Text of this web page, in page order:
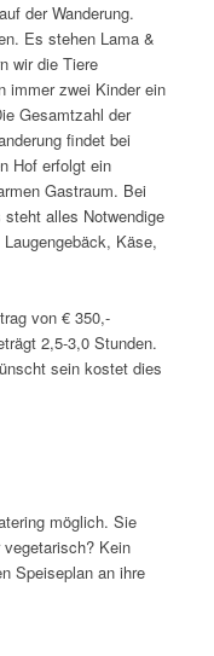
der Wanderung.
Es stehen Lama &
wir die Tiere
immer zwei Kinder ein
Gesamtzahl der
findet bei
Hof erfolgt ein
Gastraum. Bei
steht alles Notwendige
Käse,
von € 350,-
2,5-3,0 Stunden.
sein kostet dies
möglich. Sie
Kein
Speiseplan an ihre